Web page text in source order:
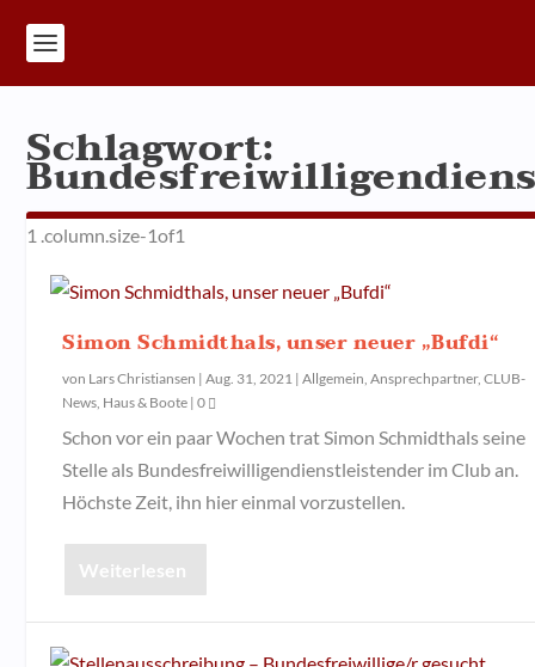
Schlagwort:
Simon Schmidthals, unser neuer „Bufdi“
von Lars Christiansen |Aug. 31, 2021 |Allgemein,Ansprechpartner,CLUB-
News, Haus & Boote |0
Schon vor ein paar Wochen trat Simon Schmidthals seine
Stelle als Bundesfreiwilligendienstleistender im Club an.
Höchste Zeit, ihn hier einmal vorzustellen.
Weiterlesen